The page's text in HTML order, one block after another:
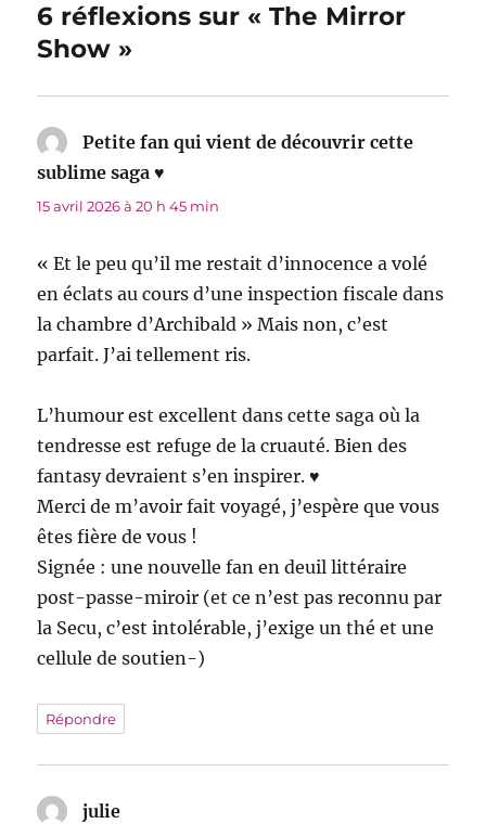
6 réflexions sur « The Mirror
Show »
Petite fan qui vient de découvrir cette
sublime saga ♥
15 avril 2026 à 20 h 45 min
« Et le peu qu’il me restait d’innocence a volé
en éclats au cours d’une inspection fiscale dans
la chambre d’Archibald » Mais non, c’est
parfait. J’ai tellement ris.
L’humour est excellent dans cette saga où la
tendresse est refuge de la cruauté. Bien des
fantasy devraient s’en inspirer. ♥
Merci de m’avoir fait voyagé, j’espère que vous
êtes fière de vous !
Signée : une nouvelle fan en deuil littéraire
post-passe-miroir (et ce n’est pas reconnu par
la Secu, c’est intolérable, j’exige un thé et une
cellule de soutien-)
Répondre
julie